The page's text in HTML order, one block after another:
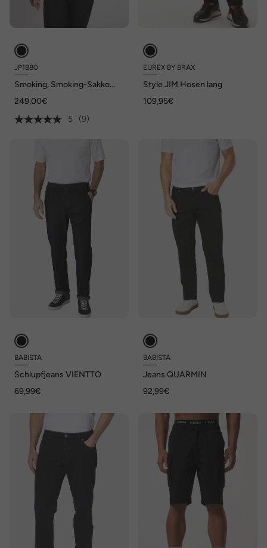
JP1880
Smoking, Smoking-Sakko
Revers, Woll-Stretch
249,00€
5
(9)
EUREX BY BRAX
Style JIM Hosen lang
109,95€
BABISTA
Schlupfjeans VIENTTO
69,99€
BABISTA
Jeans QUARMIN
92,99€